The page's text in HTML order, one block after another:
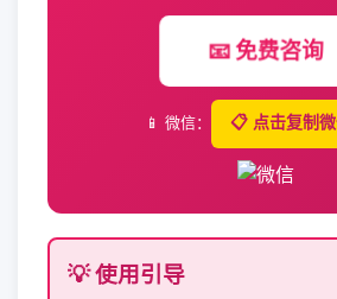
📧 免费咨询
📱 微信： 📋 点击复制
💡 使用引导